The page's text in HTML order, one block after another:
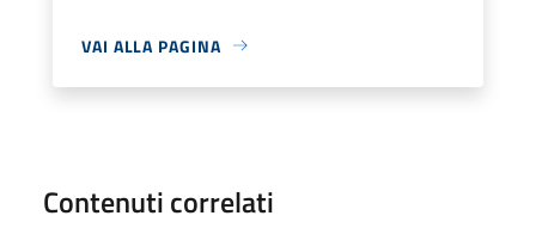
VAI ALLA PAGINA
Contenuti correlati